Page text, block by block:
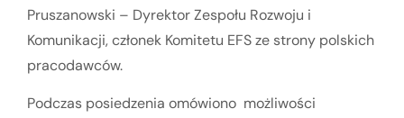
Pruszanowski – Dyrektor Zespołu Rozwoju i
Komunikacji, członek Komitetu EFS ze strony polskich
pracodawców.
Podczas posiedzenia omówiono możliwości